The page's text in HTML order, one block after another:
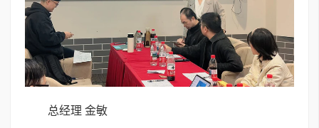
总经理 金敏